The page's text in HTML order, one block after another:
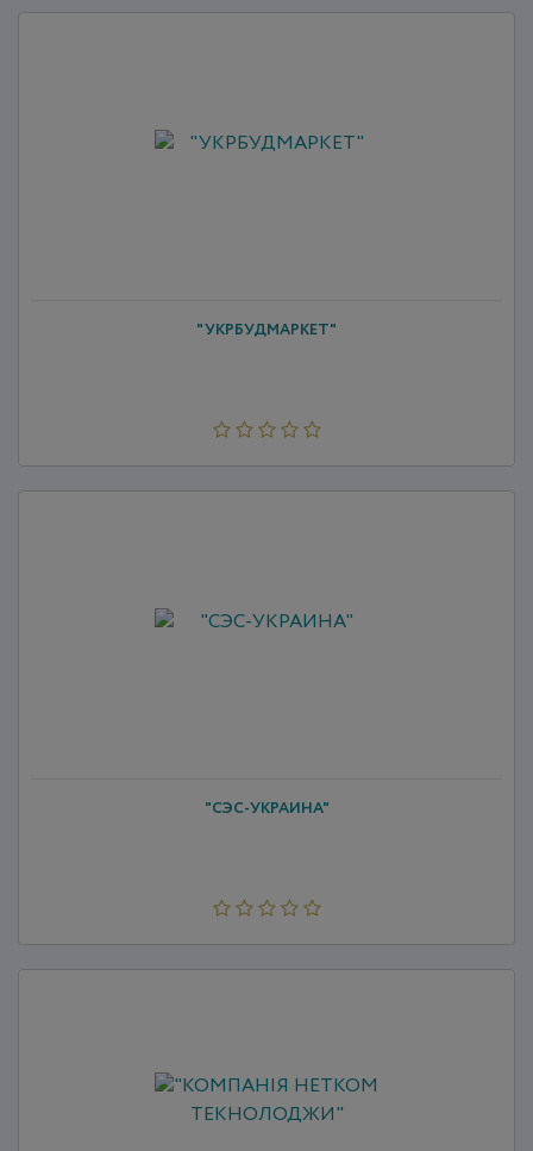
"УКРБУДМАРКЕТ"
"СЭС-УКРАИНА"